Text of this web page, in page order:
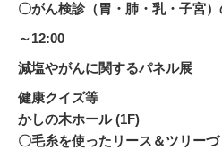
〇がん検診（胃・肺・乳・子宮
～12:00
減塩やがんに関するパネル展
健康クイズ等
かしの木ホール(1F)
〇毛糸を使ったリース＆ツリー